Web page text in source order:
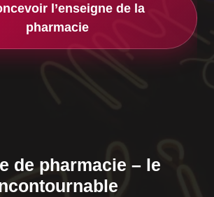
l’enseigne de la
pharmacie
de pharmacie – le